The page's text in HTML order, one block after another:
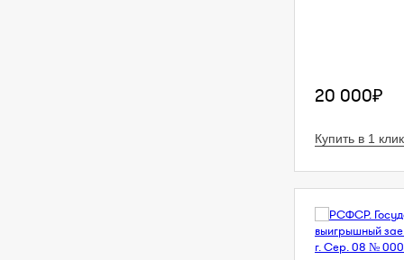
20 000₽
Купить в 1 клик